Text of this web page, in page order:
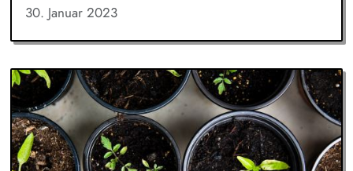
30. Januar 2023